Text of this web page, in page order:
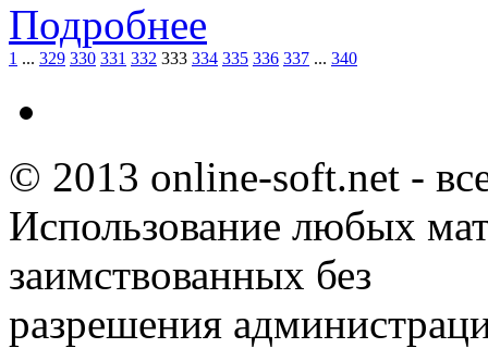
Подробнее
1 ... 329 330 331 332 333 334 335 336 337 ... 340
© 2013 online-soft.net -
Использование любых
заимствованных без
разрешения